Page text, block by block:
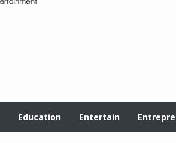
Education Entertain